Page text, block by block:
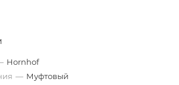
Hornhof
— Муфтовый